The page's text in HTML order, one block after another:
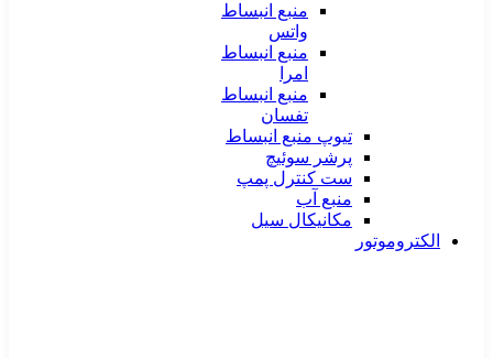
منبع انبساط
واتس
منبع انبساط
امرا
منبع انبساط
تفسان
تیوپ منبع انبساط
پرشر سوئیچ
ست کنترل پمپ
منبع آب
مکانیکال سیل
الکتروموتور